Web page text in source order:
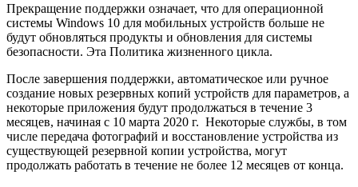
Прекращение поддержки означает, что для операционной
системы Windows 10 для мобильных устройств больше не
будут обновляться продукты и обновления для системы
безопасности. Эта Политика жизненного цикла.
После завершения поддержки, автоматическое или ручное
создание новых резервных копий устройств для параметров, а
некоторые приложения будут продолжаться в течение 3
месяцев, начиная с 10 марта 2020 г. Некоторые службы, в том
числе передача фотографий и восстановление устройства из
существующей резервной копии устройства, могут
продолжать работать в течение не более 12 месяцев от конца.